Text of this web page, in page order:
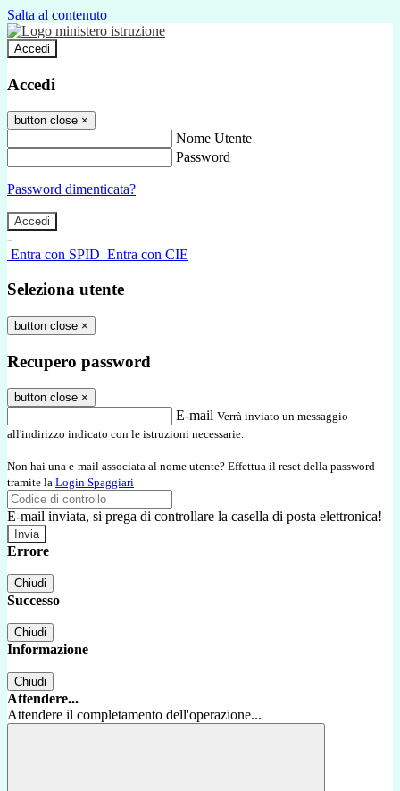
Salta al contenuto
Accedi
Accedi
button close ×
Nome Utente
Password
Password dimenticata?
-
Entra con SPID Entra con CIE
Seleziona utente
button close ×
Recupero password
button close ×
E-mail Verrà inviato un messaggio
all'indirizzo indicato con le istruzioni necessarie.
Non hai una e-mail associata al nome utente? Effettua il reset della password
tramite la Login Spaggiari
E-mail inviata, si prega di controllare la casella di posta elettronica!
Errore
Chiudi
Successo
Chiudi
Informazione
Chiudi
Attendere...
Attendere il completamento dell'operazione...